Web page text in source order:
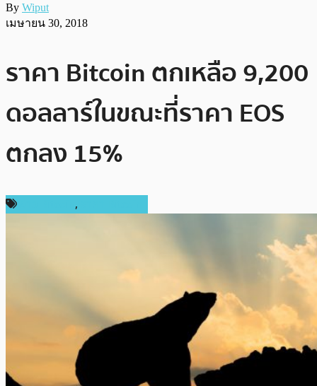
By Wiput
เมษายน 30, 2018
ราคา Bitcoin ตกเหลือ 9,200
ดอลลาร์ในขณะที่ราคา EOS
ตกลง 15%
,